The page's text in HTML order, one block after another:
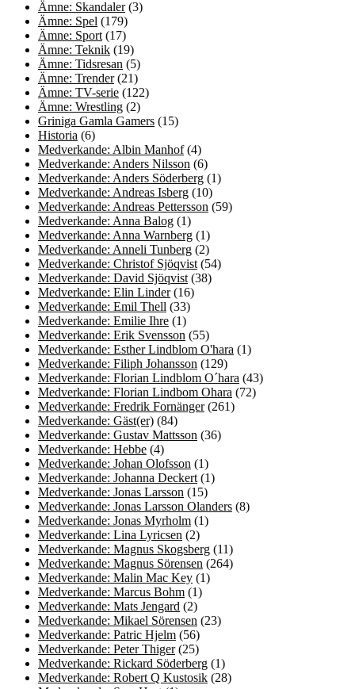
Ämne: Skandaler(3)
Ämne: Spel (179)
Ämne: Sport (17)
Ämne: Teknik (19)
Ämne: Tidsresan (5)
Ämne: Trender(21)
Ämne: TV-serie (122)
Ämne: Wrestling (2)
Griniga Gamla Gamers (15)
Historia (6)
Medverkande: Albin Manhof(4)
Medverkande: Anders Nilsson (6)
Medverkande: Anders Söderberg (1)
Medverkande: Andreas Isberg (10)
Medverkande: Andreas Pettersson (59)
Medverkande: Anna Balog (1)
Medverkande: Anna Warnberg (1)
Medverkande: Anneli Tunberg (2)
Medverkande: Christof Sjöqvist (54)
Medverkande: David Sjöqvist (38)
Medverkande: Elin Linder(16)
Medverkande: Emil Thell (33)
Medverkande: Emilie Ihre (1)
Medverkande: Erik Svensson (55)
Medverkande: Esther Lindblom O'hara (1)
Medverkande: Filiph Johansson (129)
Medverkande: Florian Lindblom O´hara (43)
Medverkande: Florian Lindbom Ohara (72)
Medverkande: Fredrik Fornänger(261)
Medverkande: Gäst(er) (84)
Medverkande: Gustav Mattsson (36)
Medverkande: Hebbe (4)
Medverkande: Johan Olofsson (1)
Medverkande: Johanna Deckert (1)
Medverkande: Jonas Larsson (15)
Medverkande: Jonas Larsson Olanders (8)
Medverkande: Jonas Myrholm (1)
Medverkande: Lina Lyricsen (2)
Medverkande: Magnus Skogsberg (11)
Medverkande: Magnus Sörensen (264)
Medverkande: Malin Mac Key (1)
Medverkande: Marcus Bohm (1)
Medverkande: Mats Jengard (2)
Medverkande: Mikael Sörensen (23)
Medverkande: Patric Hjelm (56)
Medverkande: Peter Thiger(25)
Medverkande: Rickard Söderberg (1)
Medverkande: Robert Q Kustosik (28)